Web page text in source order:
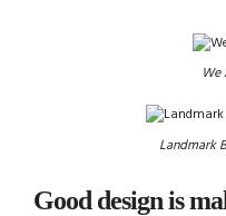
Landmark
Good design is